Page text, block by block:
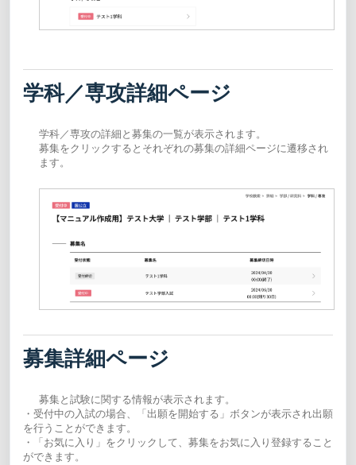
学科／専攻詳細ページ
学科／専攻の詳細と募集の一覧が表示されます。
募集をクリックするとそれぞれの募集の詳細ページに遷移され
ます。
募集詳細ページ
募集と試験に関する情報が表示されます。
・受付中の入試の場合、「出願を開始する」ボタンが表示され出願
を行うことができます。
・「お気に入り」をクリックして、募集をお気に入り登録すること
ができます。